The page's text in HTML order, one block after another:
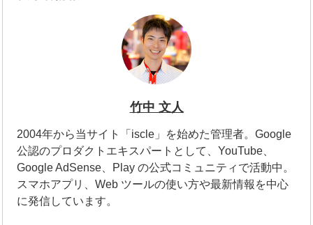
竹中 文人
2004年から当サイト「iscle」を始めた管理者。Google
公認のプロダクトエキスパートとして、YouTube、
Google AdSense、Play の公式コミュニティで活動中。
スマホアプリ、Web ツールの使い方や最新情報を中心
に発信しています。